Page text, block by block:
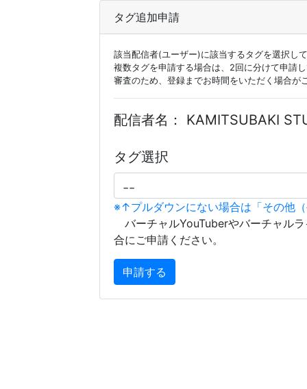
タグ追加申請
該当配信者(ユーザー)に該当するタグを選択し
複数タグを申請する場合は、2回に分けて申請
審査のため、登録までお時間をいただく場合が
配信者名： KAMITSUBAKI
タグ選択
※↑プルダウンにない場合は「その他
バーチャルYouTuberやバーチャル
合にご申請ください。
申請する